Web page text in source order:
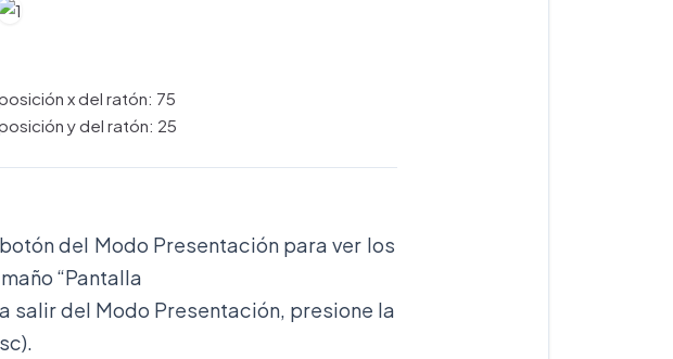
x del ratón: 75
y del ratón: 25
del Modo Presentación para ver los
“Pantalla
salir del Modo Presentación, presione la